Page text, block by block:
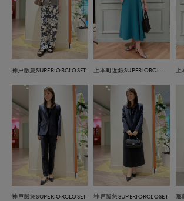
神戸阪急SUPERIORCLOSET
神戸阪急SUPERIORCLOSET 神戸阪急SUPERIORCLOSET